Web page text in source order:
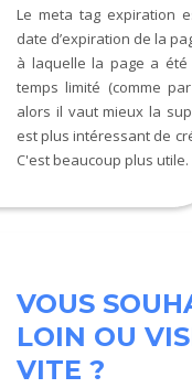
Le meta tag expiration
date d’expiration de la
à laquelle la page a
temps limité (comme
alors il vaut mieux la
est plus intéressant de
C'est beaucoup plus utile.
VOUS
LOIN OU
VITE ?